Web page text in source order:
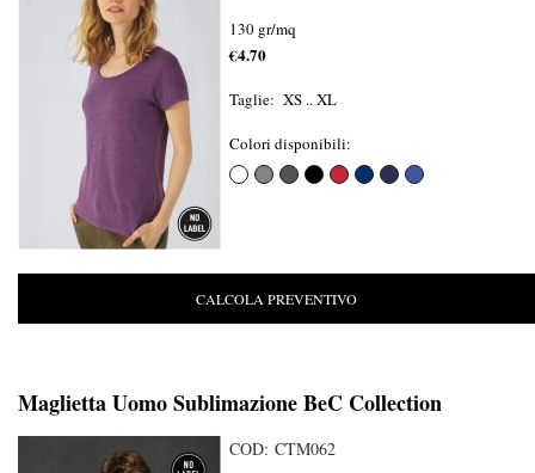
130 gr/mq
€4.70
Taglie: XS .. XL
Colori disponibili:
CALCOLA PREVENTIVO
Maglietta Uomo Sublimazione BeC Collection
COD: CTM062